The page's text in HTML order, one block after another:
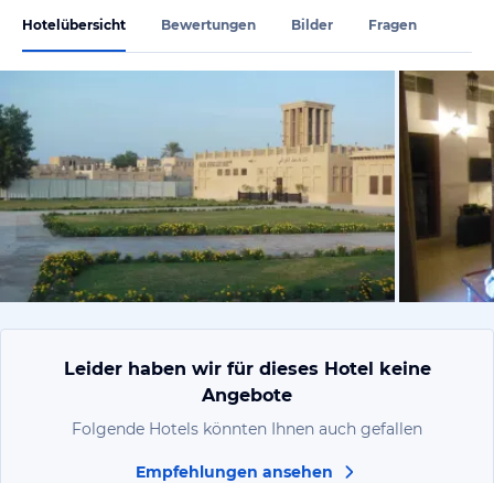
Hotelübersicht Bewertungen Bilder Fragen
von
Leider haben wir für dieses Hotel keine
Angebote
Folgende Hotels könnten Ihnen auch gefallen
Empfehlungen ansehen